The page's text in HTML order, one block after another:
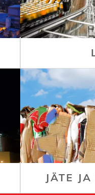
JÄTE